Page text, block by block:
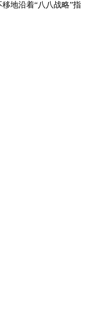
地沿着“八八战略”指